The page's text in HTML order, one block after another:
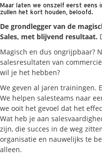
RolleninSales
SalesCultuurAssessment
Persoonlijkheids
Inspiratie
Blogs
Vlogs
Cases
Maar laten we onszelf eerst eens
zullen het kort houden, beloofd.
De grondlegger van de
Sales, met blijvend resultaat.
Magisch en dus ongrijpbaar?
salesresultaten van
wil je het hebben?
We geven al jaren trainingen.
We helpen salesteams naar
we ooit het gevoel dat het
Wat heb je aan
zijn, die succes in de weg
organisatie en nauwelijks te
alleen.